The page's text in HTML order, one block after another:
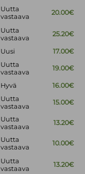
Uutta
vastaava
20.00€
Uutta
vastaava
25.20€
Uusi 17.00€
Uutta
vastaava
19.00€
Hyvä 16.00€
Uutta
vastaava
15.00€
Uutta
vastaava
13.20€
Uutta
vastaava
10.00€
Uutta
vastaava
13.20€